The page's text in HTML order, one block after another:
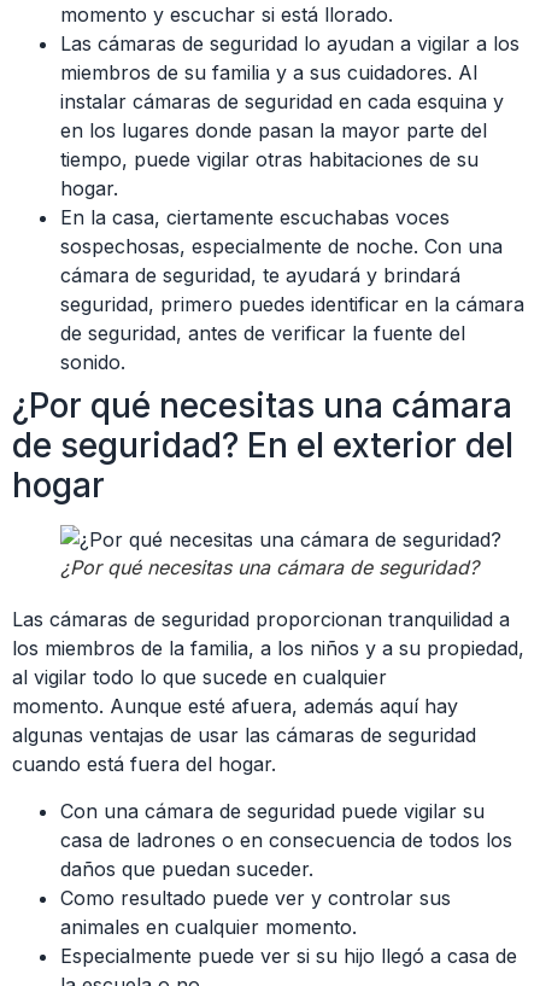
momento y escuchar si está llorado.
Las cámaras de seguridad lo ayudan a vigilar a los
miembros de su familia y a sus cuidadores. Al
instalar cámaras de seguridad en cada esquina y
en los lugares donde pasan la mayor parte del
tiempo, puede vigilar otras habitaciones de su
hogar.
En la casa, ciertamente escuchabas voces
sospechosas, especialmente de noche. Con una
cámara de seguridad, te ayudará y brindará
seguridad, primero puedes identificar en la cámara
de seguridad, antes de verificar la fuente del
sonido.
¿Por qué necesitas una cámara
de seguridad? En el exterior del
hogar
¿Por qué necesitas una cámara de seguridad?
Las cámaras de seguridad proporcionan tranquilidad a
los miembros de la familia, a los niños y a su propiedad,
al vigilar todo lo que sucede en cualquier
momento. Aunque esté afuera, además aquí hay
algunas ventajas de usar las cámaras de seguridad
cuando está fuera del hogar.
Con una cámara de seguridad puede vigilar su
casa de ladrones o en consecuencia de todos los
daños que puedan suceder.
Como resultado puede ver y controlar sus
animales en cualquier momento.
Especialmente puede ver si su hijo llegó a casa de